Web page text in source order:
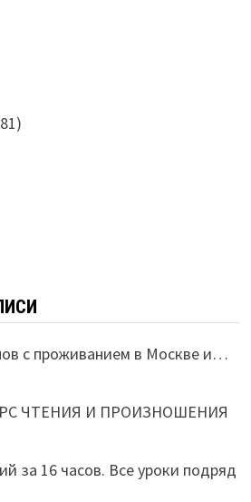
с проживанием в Москве и…
ЧТЕНИЯ И ПРОИЗНОШЕНИЯ
за 16 часов. Все уроки подряд